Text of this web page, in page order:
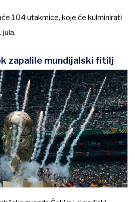
104 utakmice, koje će kulminirati
jula.
zapalile mundijalski fitilj